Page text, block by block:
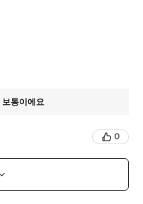
보통이에요
0